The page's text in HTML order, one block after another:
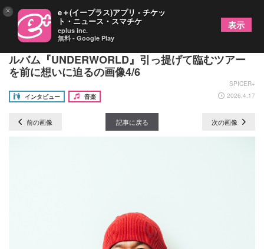
ピノキオピー、混沌とした世界の核心をつく7thア
ルバム『UNDERWORLD』引っ提げて臨むツアー
を前に想いに迫るの画像4/6
SPICER+
インタビュー
音楽 2026.4.17
前の画像 記事に戻る 次の画像
× e＋(イープラス)アプリ - チケッ
ト・ニュース・スマチケ
eplus inc.
無料 - Google Play
表示